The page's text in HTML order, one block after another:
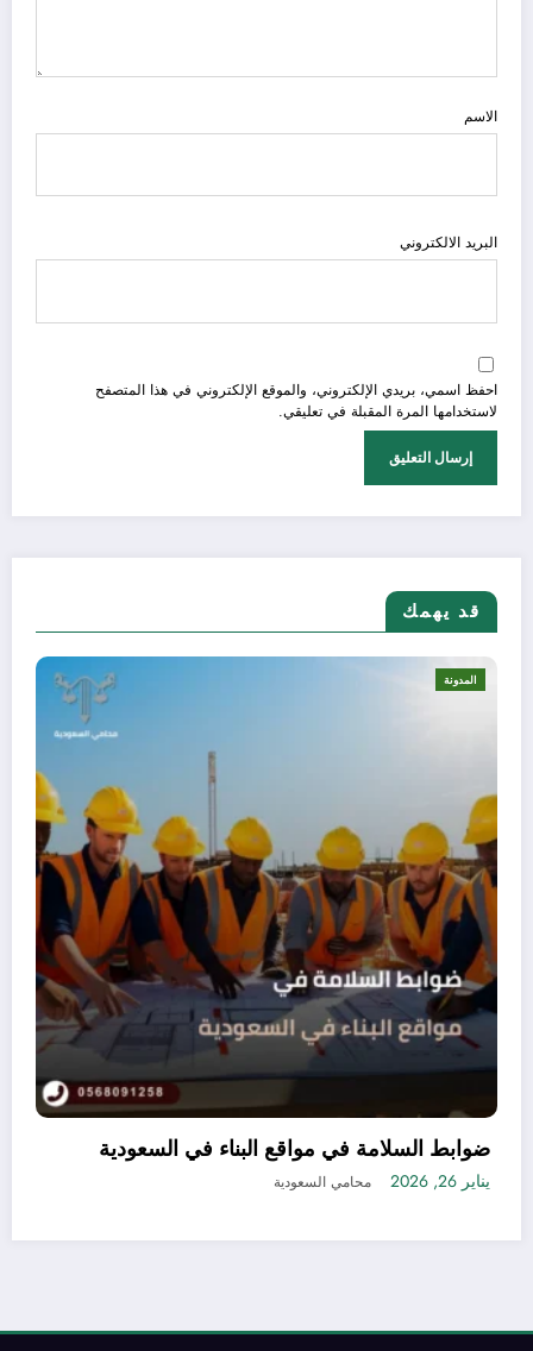
الاسم
البريد الالكتروني
احفظ اسمي، بريدي الإلكتروني، والموقع الإلكتروني في هذا المتصفح
لاستخدامها المرة المقبلة في تعليقي.
قد يهمك
المدونة
طريقة تسجيل منتجات التجميل في السعودية بدون
مشاكل أو تعقيدات